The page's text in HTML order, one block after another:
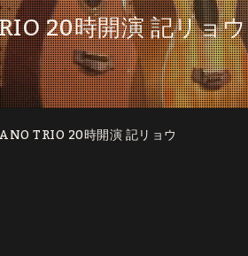
20時開演 記リョウ
TRIO 20時開演 記リョウ